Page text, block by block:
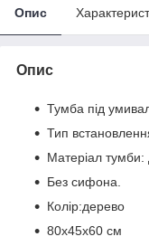
Опис
Опис
Тумба під
Тип
Матеріал
Без сифона.
Колір:дерево
80х45х60 см